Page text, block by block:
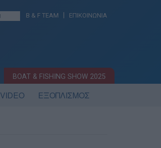
B & F TEAM ΕΠΙΚΟΙΝΩΝΙΑ
BOAT & FISHING SHOW 2025
VIDEO ΕΞΟΠΛΙΣΜΟΣ